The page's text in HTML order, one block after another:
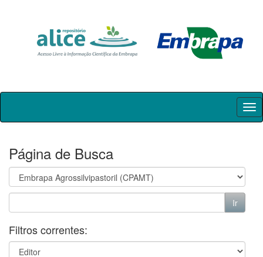
Skip
Página de Busca
Filtros correntes: